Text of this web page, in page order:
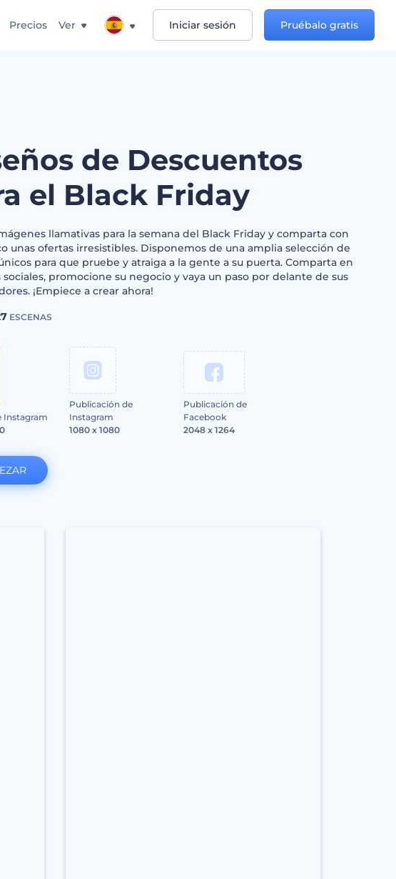
Precios Ver Iniciar sesión Pruébalo gratis
de Descuentos
el Black Friday
llamativas para la semana del Black Friday y comparta con
unas ofertas irresistibles. Disponemos de una amplia selección de
para que pruebe y atraiga a la gente a su puerta. Comparta en
sociales, promocione su negocio y vaya un paso por delante de sus
¡Empiece a crear ahora!
ESCENAS
Instagram
Publicación de
Instagram
1080 x 1080
Publicación de
Facebook
2048 x 1264